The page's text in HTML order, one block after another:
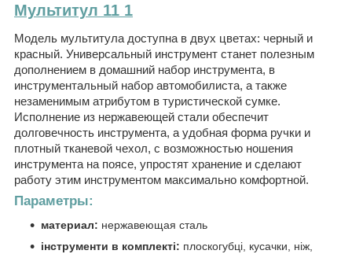
Мультитул 11 1
Модель мультитула доступна в двух цветах: черный и
красный. Универсальный инструмент станет полезным
дополнением в домашний набор инструмента, в
инструментальный набор автомобилиста, а также
незаменимым атрибутом в туристической сумке.
Исполнение из нержавеющей стали обеспечит
долговечность инструмента, а удобная форма ручки и
плотный тканевой чехол, с возможностью ношения
инструмента на поясе, упростят хранение и сделают
работу этим инструментом максимально комфортной.
Параметры:
материал: нержавеющая сталь
інструменти в комплекті: плоскогубці, кусачки, ніж,